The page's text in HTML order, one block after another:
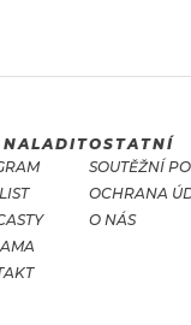
OSTATNÍ
SOUTĚŽNÍ
OCHRANA
O NÁS